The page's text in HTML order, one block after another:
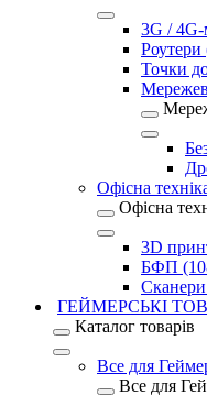
3G /
Роутери
Точки
Офісна
Офісна
3D
БФП
ГЕЙМЕРСЬКІ
Каталог товарів
Все для
Все для